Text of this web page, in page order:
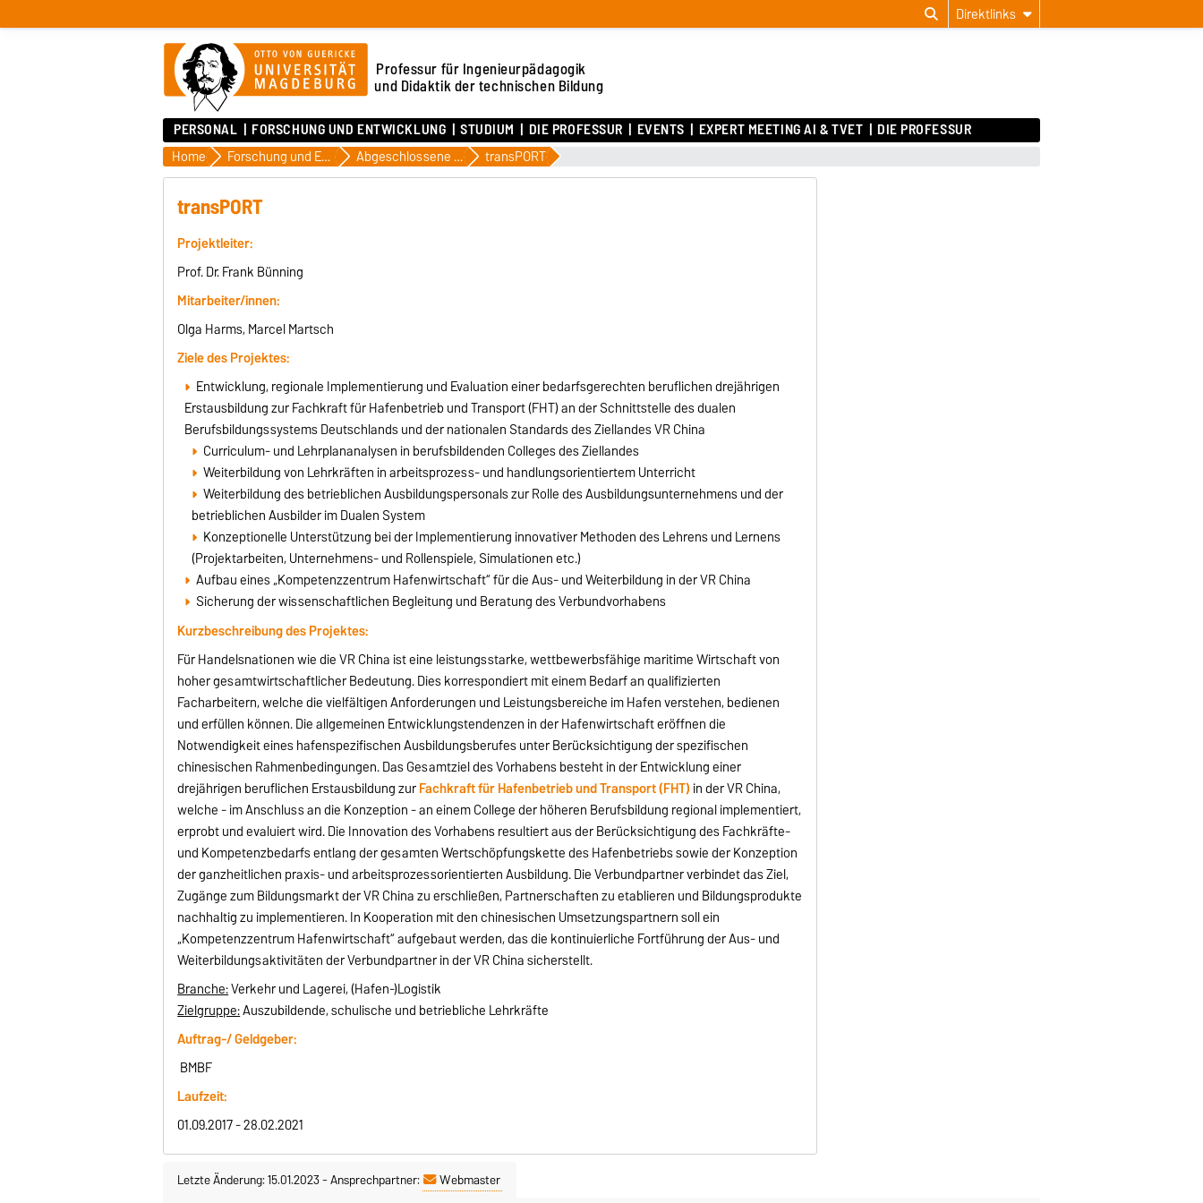
Direktlinks
Professur für Ingenieurpädagogik
und Didaktik der technischen Bildung
PERSONAL FORSCHUNG UND ENTWICKLUNG STUDIUM DIE PROFESSUR EVENTS EXPERT MEETING AI & TVET DIE PROFESSUR
Home Forschung und Entwicklung Abgeschlossene Projekte transPORT
transPORT
Projektleiter:
Prof. Dr. Frank Bünning
Mitarbeiter/innen:
Olga Harms, Marcel Martsch
Ziele des Projektes:
Entwicklung, regionale Implementierung und Evaluation einer bedarfsgerechten beruflichen dreijährigen
Erstausbildung zur Fachkraft für Hafenbetrieb und Transport (FHT) an der Schnittstelle des dualen
Berufsbildungssystems Deutschlands und der nationalen Standards des Ziellandes VR China
Curriculum- und Lehrplananalysen in berufsbildenden Colleges des Ziellandes
Weiterbildung von Lehrkräften in arbeitsprozess- und handlungsorientiertem Unterricht
Weiterbildung des betrieblichen Ausbildungspersonals zur Rolle des Ausbildungsunternehmens und der
betrieblichen Ausbilder im Dualen System
Konzeptionelle Unterstützung bei der Implementierung innovativer Methoden des Lehrens und Lernens
(Projektarbeiten, Unternehmens- und Rollenspiele, Simulationen etc.)
Aufbau eines „Kompetenzzentrum Hafenwirtschaft“ für die Aus- und Weiterbildung in der VR China
Sicherung der wissenschaftlichen Begleitung und Beratung des Verbundvorhabens
Kurzbeschreibung des Projektes:
Für Handelsnationen wie die VR China ist eine leistungsstarke, wettbewerbsfähige maritime Wirtschaft von
hoher gesamtwirtschaftlicher Bedeutung. Dies korrespondiert mit einem Bedarf an qualifizierten
Facharbeitern, welche die vielfältigen Anforderungen und Leistungsbereiche im Hafen verstehen, bedienen
und erfüllen können. Die allgemeinen Entwicklungstendenzen in der Hafenwirtschaft eröffnen die
Notwendigkeit eines hafenspezifischen Ausbildungsberufes unter Berücksichtigung der spezifischen
chinesischen Rahmenbedingungen. Das Gesamtziel des Vorhabens besteht in der Entwicklung einer
dreijährigen beruflichen Erstausbildung zurFachkraft für Hafenbetrieb und Transport (FHT) in der VR China,
welche - im Anschluss an die Konzeption - an einem College der höheren Berufsbildung regional implementiert,
erprobt und evaluiert wird. Die Innovation des Vorhabens resultiert aus der Berücksichtigung des Fachkräfte-
und Kompetenzbedarfs entlang der gesamten Wertschöpfungskette des Hafenbetriebs sowie der Konzeption
der ganzheitlichen praxis- und arbeitsprozessorientierten Ausbildung. Die Verbundpartner verbindet das Ziel,
Zugänge zum Bildungsmarkt der VR China zu erschließen, Partnerschaften zu etablieren und Bildungsprodukte
nachhaltig zu implementieren. In Kooperation mit den chinesischen Umsetzungspartnern soll ein
„Kompetenzzentrum Hafenwirtschaft“ aufgebaut werden, das die kontinuierliche Fortführung der Aus- und
Weiterbildungsaktivitäten der Verbundpartner in der VR China sicherstellt.
Branche:Verkehr und Lagerei, (Hafen-)Logistik
Zielgruppe:Auszubildende, schulische und betriebliche Lehrkräfte
Auftrag-/ Geldgeber:
BMBF
Laufzeit:
01.09.2017 - 28.02.2021
Letzte Änderung: 15.01.2023-Ansprechpartner: Webmaster